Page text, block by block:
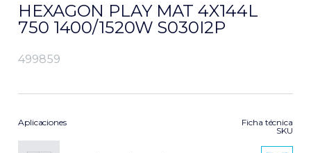
HEXAGON PLAY MAT 4X144L
750 1400/1520W S030I2P
499859
Aplicaciones
Ficha técnica
SKU